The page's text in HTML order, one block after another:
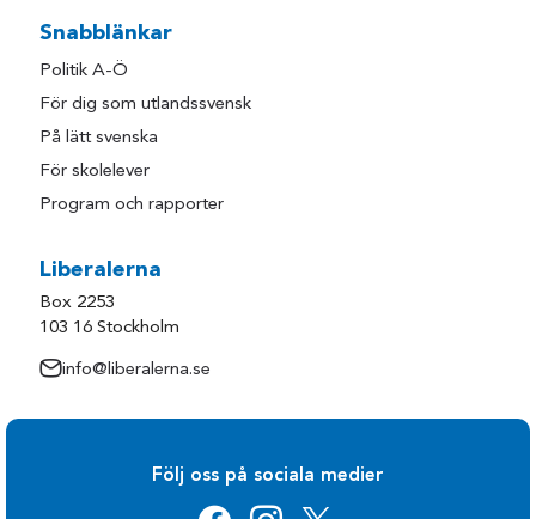
Snabblänkar
Politik A-Ö
För dig som utlandssvensk
På lätt svenska
För skolelever
Program och rapporter
Liberalerna
Box 2253
103 16 Stockholm
info@liberalerna.se
Följ oss på sociala medier